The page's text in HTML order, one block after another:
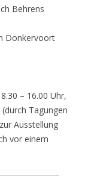
Behrens
Donkervoort
– 16.00 Uhr,
Tagungen
Ausstellung
vor einem